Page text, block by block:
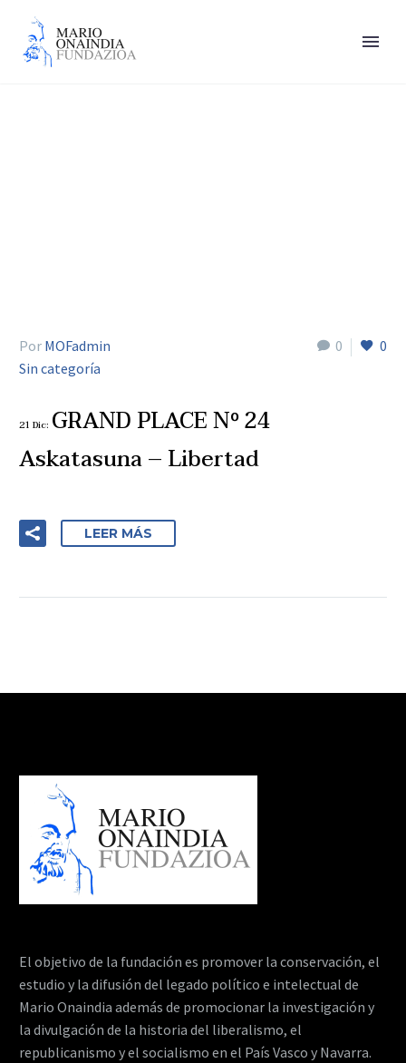
0 0
Por MOFadmin
Sin categoría
21 Dic: GRAND PLACE Nº 24
Askatasuna – Libertad
LEER MÁS
El objetivo de la fundación es promover la conservación, el
estudio y la difusión del legado político e intelectual de
Mario Onaindia además de promocionar la investigación y
la divulgación de la historia del liberalismo, el
republicanismo y el socialismo en el País Vasco y Navarra.